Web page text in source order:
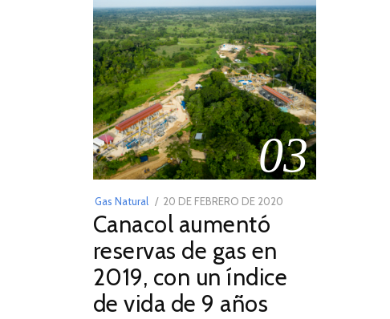
03
Gas Natural
POSTED
ON
20 DE FEBRERO DE 2020
2025
Canacol aumentó
reservas de gas en
2019, con un índice
de vida de 9 años